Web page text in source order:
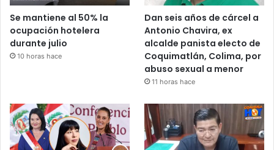
Se mantiene al 50% la
ocupación hotelera
durante julio
10 horas hace
Dan seis años de cárcel a
Antonio Chavira, ex
alcalde panista electo de
Coquimatlán, Colima, por
abuso sexual a menor
11 horas hace